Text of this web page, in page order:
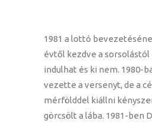
1981 a lottó
évtől kezdve a sorsolástól
indulhat és ki nem. 1980-
vezette a versenyt, de a
mérfölddel kiállni
görcsölt a lába. 1981-ben